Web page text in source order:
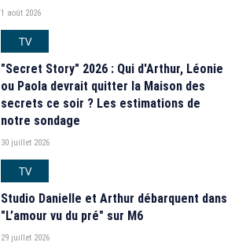
1 août 2026
TV
"Secret Story" 2026 : Qui d'Arthur, Léonie
ou Paola devrait quitter la Maison des
secrets ce soir ? Les estimations de
notre sondage
30 juillet 2026
TV
Studio Danielle et Arthur débarquent dans
"L’amour vu du pré" sur M6
29 juillet 2026